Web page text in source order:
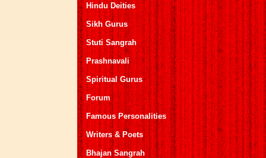
Hindu Deities
Sikh Gurus
Stuti Sangrah
Prashnavali
Spiritual Gurus
Forum
Famous Personalities
Writers & Poets
Bhajan Sangrah